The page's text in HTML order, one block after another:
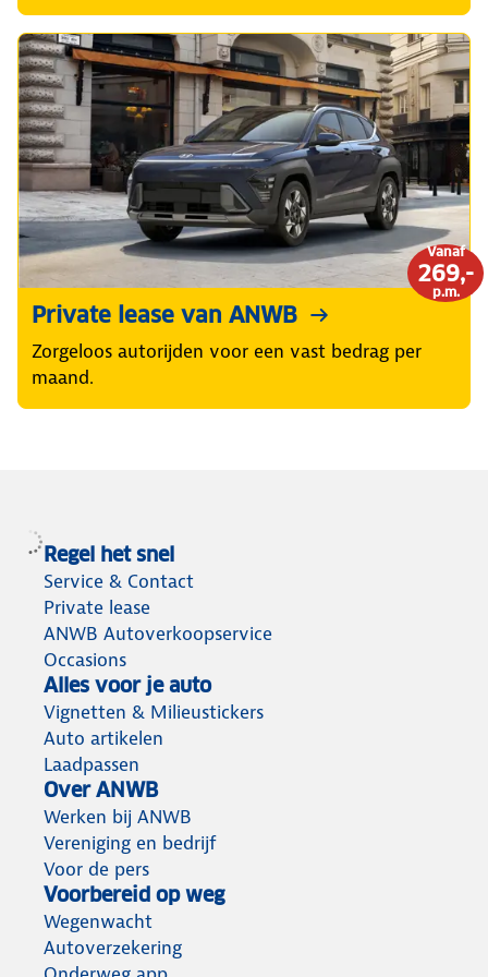
Vanaf
269,-
p.m.
Private lease van ANWB
Zorgeloos autorijden voor een vast bedrag per
maand.
Regel het snel
Service & Contact
Private lease
ANWB Autoverkoopservice
Occasions
Alles voor je auto
Vignetten & Milieustickers
Auto artikelen
Laadpassen
Over ANWB
Werken bij ANWB
Vereniging en bedrijf
Voor de pers
Voorbereid op weg
Wegenwacht
Autoverzekering